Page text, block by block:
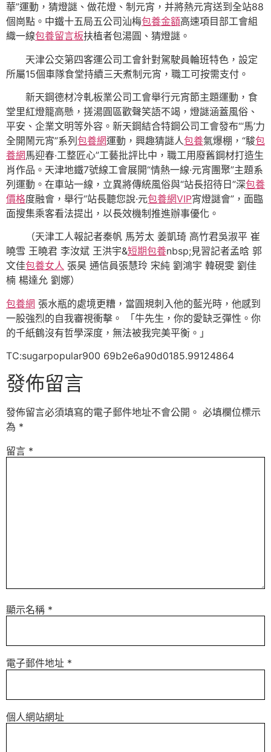
華”運動，猜燈謎、做花燈、制元宵，并將熱元宵送到全站88
個崗點。中鐵十五局五公司汕梅包養金額高速項目部工會組
織一線包養留言板扶植者包湯圓、猜燈謎。
天津公交第四客運公司工會針對駕駛員輪班特色，設定
所屬15個車隊食堂持續三天煮制元宵，職工可按需支付。
新天鋼德材冷軋板業公司工會舉行元宵節主題運動，食
堂里紅燈籠高懸，搓湯圓區歡聲笑語不竭，燈謎涵蓋風俗、
平安、企業文明等外容。新天鋼結合特鋼公司工會發布“‘馬’力
全開鬧元宵”系列 包養網運動，興趣猜謎人包養氣爆棚，“駿包
養網馬迎春·工整匠心”工藝批評比中，職工用廢舊鋼材打造生
肖作品。天津地鐵7號線工會展開“情熱一線·元宵團聚”主題系
列運動。在車站一線，立異將傳統風俗與“站長招待日”深包養
價格度融會，舉行“站長聽您說·元包養網VIP宵燈謎會”，面臨
面搜集乘客看法提出，以長效機制推進辦事優化。
（天津工人報記者秦帆 馬芳太 姜凱琦 高竹君吳淑平 崔
曉雪 王曉君 李汝斌 王洪宇&短期包養nbsp;見習記者孟晗 郭
文佳包養女人 張昊 通信員張慧玲 宋純 劉鴻宇 韓硯雯 劉佳
楠 楊達允 劉娜）
包養網 張水瓶的處境更糟，當圓規刺入他的藍光時，他感到
一股強烈的自我審視衝擊。 「牛先生，你的愛缺乏彈性。你
的千紙鶴沒有哲學深度，無法被我完美平衡。」
TC:sugarpopular900 69b2e6a90d0185.99124864
發佈留言
發佈留言必須填寫的電子郵件地址不會公開。 必填欄位標示
為 *
留言 *
顯示名稱 *
電子郵件地址 *
個人網站網址